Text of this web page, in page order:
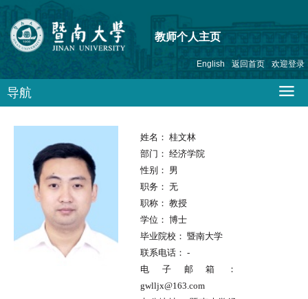
教师个人主页
English 返回首页 欢迎登录
导航
姓名： 桂文林
部门： 经济学院
性别： 男
职务： 无
职称： 教授
学位： 博士
毕业院校： 暨南大学
联系电话： -
电子邮箱：
gwlljx@163.com